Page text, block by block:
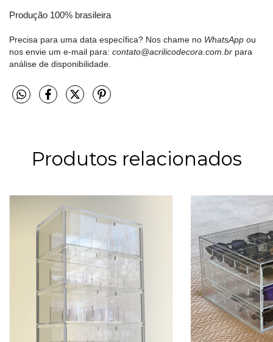
Produção 100% brasileira
Precisa para uma data específica? Nos chame no WhatsApp ou
nos envie um e-mail para: contato@acrilicodecora.com.br para
análise de disponibilidade.
Produtos relacionados